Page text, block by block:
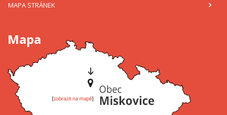
MAPA STRÁNEK
Mapa